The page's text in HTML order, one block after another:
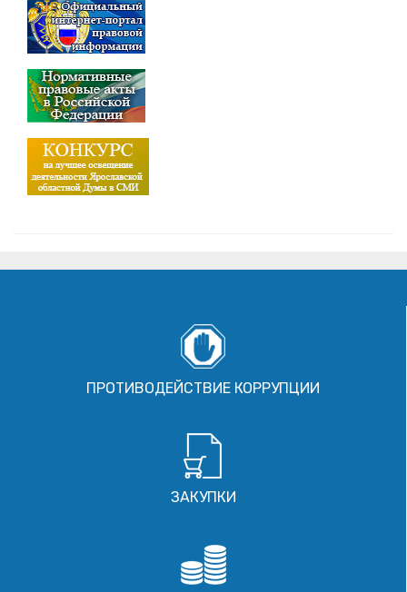
ПРОТИВОДЕЙСТВИЕ КОРРУПЦИИ
ЗАКУПКИ